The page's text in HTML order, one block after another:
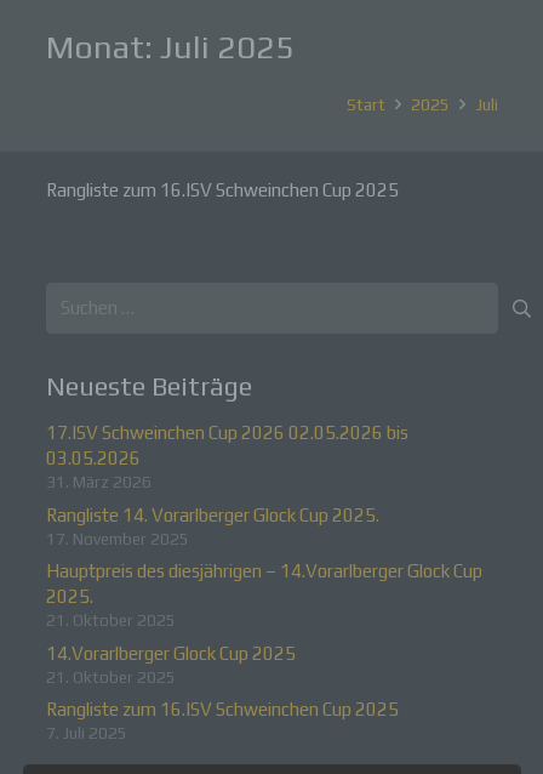
Monat: Juli 2025
Start 2025 Juli
Rangliste zum 16.ISV Schweinchen Cup 2025
Suchen
Neueste Beiträge
17.ISV Schweinchen Cup 2026 02.05.2026 bis
03.05.2026
31. März 2026
Rangliste 14. Vorarlberger Glock Cup 2025.
17. November 2025
Hauptpreis des diesjährigen – 14.Vorarlberger Glock Cup
2025.
21. Oktober 2025
14.Vorarlberger Glock Cup 2025
21. Oktober 2025
Rangliste zum 16.ISV Schweinchen Cup 2025
7. Juli 2025